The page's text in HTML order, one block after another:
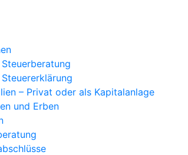
– Privat oder als Kapitalanlage
und Erben